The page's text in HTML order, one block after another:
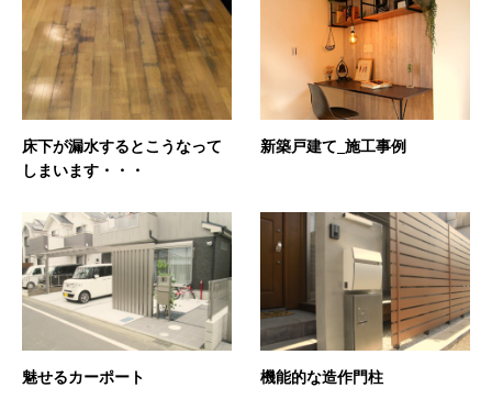
床下が漏水するとこうなって
しまいます・・・
新築戸建て_施工事例
魅せるカーポート 機能的な造作門柱